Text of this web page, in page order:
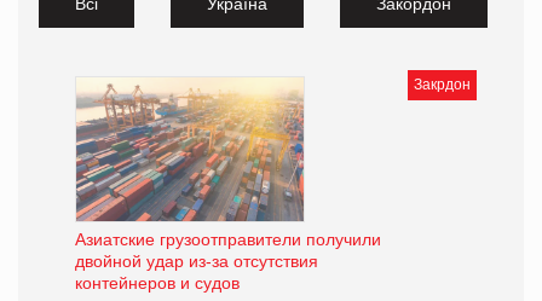
Закрдон
Азиатские грузоотправители получили
двойной удар из-за отсутствия
контейнеров и судов